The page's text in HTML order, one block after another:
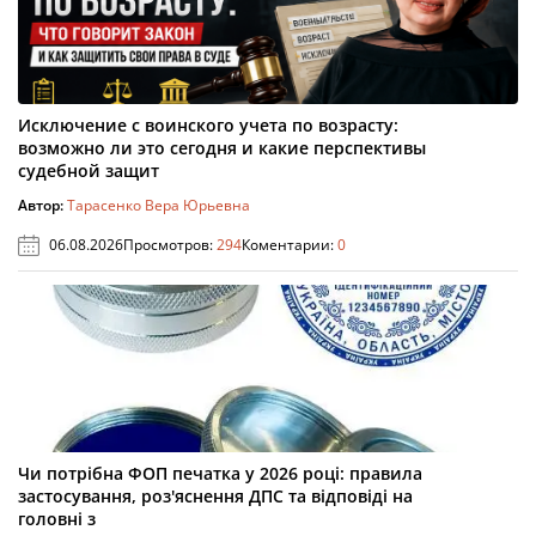
Исключение с воинского учета по возрасту:
возможно ли это сегодня и какие перспективы
судебной защит
Автор:Тарасенко Вера Юрьевна
06.08.2026Просмотров:294Коментарии:0
Чи потрібна ФОП печатка у 2026 році: правила
застосування, роз'яснення ДПС та відповіді на
головні з